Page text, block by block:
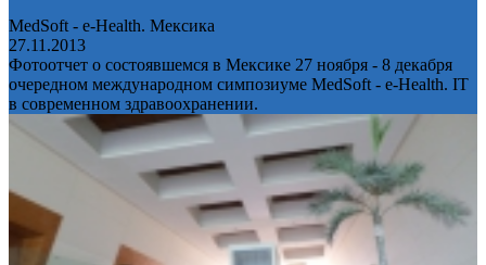
MedSoft - e-Health. Мексика
27.11.2013
Фотоотчет о состоявшемся в Мексике 27 ноября - 8 декабря
очередном международном симпозиуме MedSoft - e-Health. IT
в современном здравоохранении.